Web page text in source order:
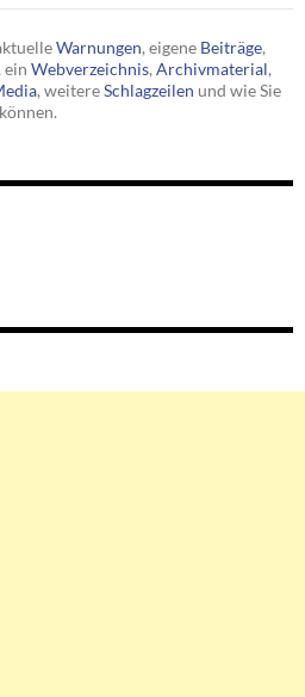
Warnungen, eigene Beiträge,
, ein Webverzeichnis, Archivmaterial,
, weitereSchlagzeilen und wie Sie
können.